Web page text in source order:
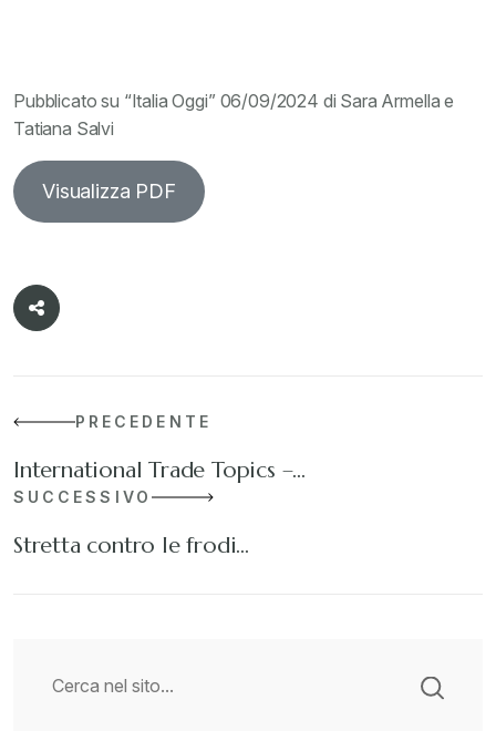
Pubblicato su “Italia Oggi” 06/09/2024 di Sara Armella e
Tatiana Salvi
Visualizza PDF
PRECEDENTE
International Trade Topics –…
SUCCESSIVO
Stretta contro le frodi…